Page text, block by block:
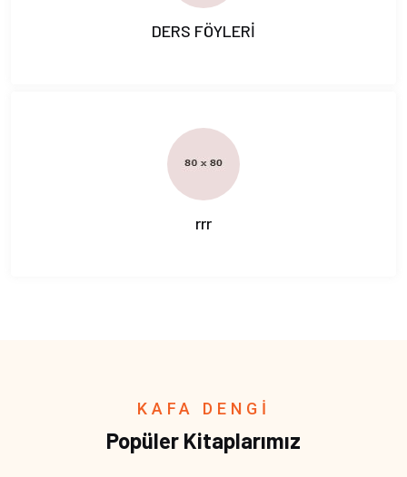
DERS FÖYLERİ
rrr
KAFA DENGİ
Popüler Kitaplarımız